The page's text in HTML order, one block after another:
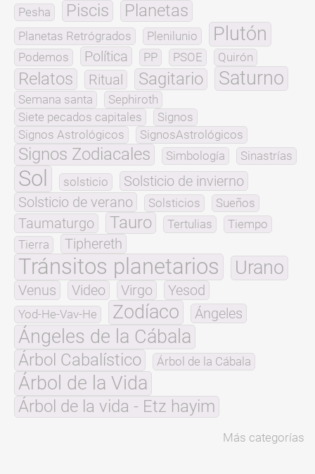
Pesha
Piscis Planetas
Planetas Retrógrados Plenilunio Plutón
Podemos Política PP PSOE Quirón
Relatos Ritual Sagitario Saturno
Semana santa
Sephiroth
Siete pecados capitales
Signos
Signos Astrológicos
SignosAstrológicos
Signos Zodiacales Simbología Sinastrías
Sol solsticio
Solsticio de invierno
Solsticio de verano
Solsticios Sueños
Taumaturgo Tauro Tertulias
Tiempo
Tierra
Tiphereth
Tránsitos planetarios Urano
Venus Video Virgo Yesod
Yod-He-Vav-He Zodíaco Ángeles
Ángeles de la Cábala
Árbol Cabalístico Árbol de la Cábala
Árbol de la Vida
Árbol de la vida - Etz hayim
Más categorías